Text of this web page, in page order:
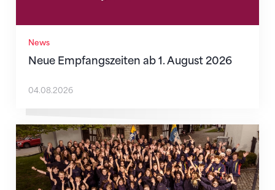
News
Neue Empfangszeiten ab 1. August 2026
04.08.2026
Mitmachen ist selbstverständlich